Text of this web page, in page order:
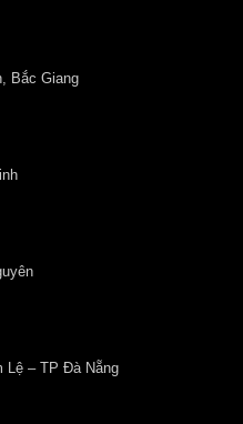
Bắc Giang
Lệ – TP Đà Nẵng